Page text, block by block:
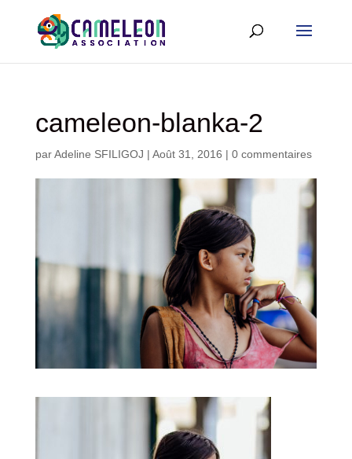
cameleon-blanka-2
parAdeline SFILIGOJ | Août 31, 2016 | 0 commentaires